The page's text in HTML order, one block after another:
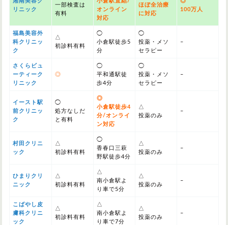
リニック
一部検査は
有料
オンライン
対応
ほぼ全治療
に対応
100万人
福島美容外
科クリニッ
ク
△
初診料有料
◯
小倉駅徒歩5
分
◯
投薬・メソ
セラピー
–
さくらビュ
ーティーク
リニック
◎
◯
平和通駅徒
歩4分
◯
投薬・メソ
セラピー
–
イースト駅
前クリニッ
ク
◯
処方なしだ
と有料
◎
小倉駅徒歩4
分/オンライ
ン対応
△
投薬のみ
–
村田クリニ
ック
△
初診料有料
◯
香春口三萩
野駅徒歩4分
△
投薬のみ
–
ひまりクリ
ニック
△
初診料有料
△
南小倉駅よ
り車で5分
△
投薬のみ
–
こばやし皮
膚科クリニ
ック
△
初診料有料
△
南小倉駅よ
り車で7分
△
投薬のみ
–